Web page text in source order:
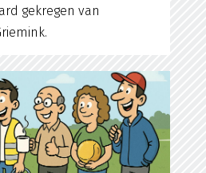
gekregen van